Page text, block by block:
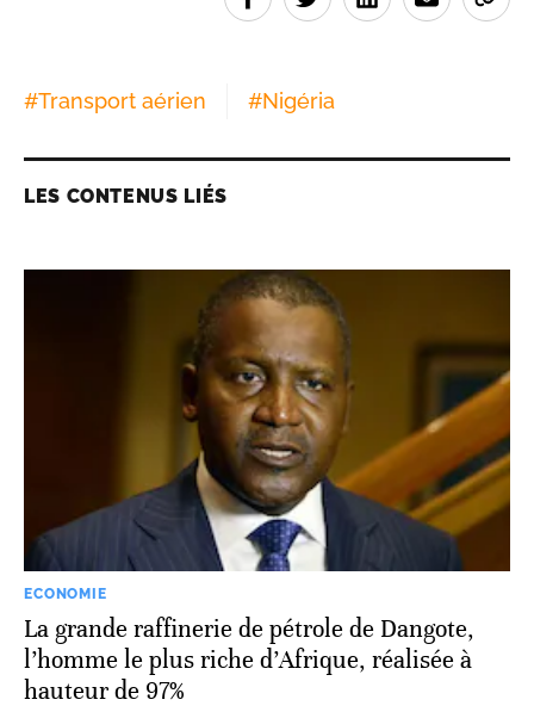
#Transport aérien #Nigéria
LES CONTENUS LIÉS
ECONOMIE
La grande raffinerie de pétrole de Dangote,
l’homme le plus riche d’Afrique, réalisée à
hauteur de 97%